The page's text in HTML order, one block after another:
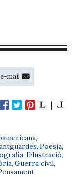
,
, Poesia,
, Il·lustració,
, Guerra civil,